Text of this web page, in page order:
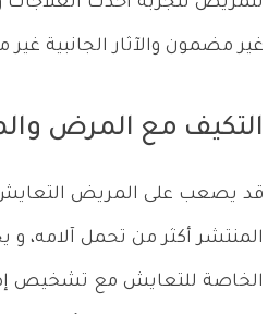
غير مضمون والآثار الجانبية غير
التكيف مع المرض
قد يصعب على المريض
المنتشر أكثر من تحمل
الخاصة للتعايش مع تشخيص